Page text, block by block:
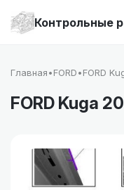
Контрольные
Главная•FORD•FORD
FORD Kuga